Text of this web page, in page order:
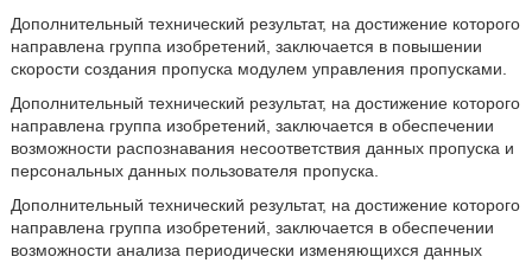
Дополнительный технический результат, на достижение которого
направлена группа изобретений, заключается в повышении
скорости создания пропуска модулем управления пропусками.
Дополнительный технический результат, на достижение которого
направлена группа изобретений, заключается в обеспечении
возможности распознавания несоответствия данных пропуска и
персональных данных пользователя пропуска.
Дополнительный технический результат, на достижение которого
направлена группа изобретений, заключается в обеспечении
возможности анализа периодически изменяющихся данных